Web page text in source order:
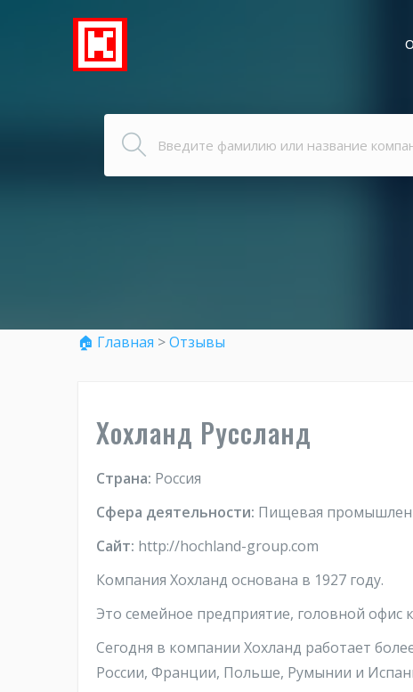
🏠 Главная >Отзывы
Хохланд Руссланд
Страна: Россия
Сфера деятельности: Пищевая
Сайт: http://hochland-group.com
Компания Хохланд основана в 1927 году.
Это семейное предприятие, головной офис
Сегодня в компании Хохланд работает
России, Франции, Польше, Румынии и